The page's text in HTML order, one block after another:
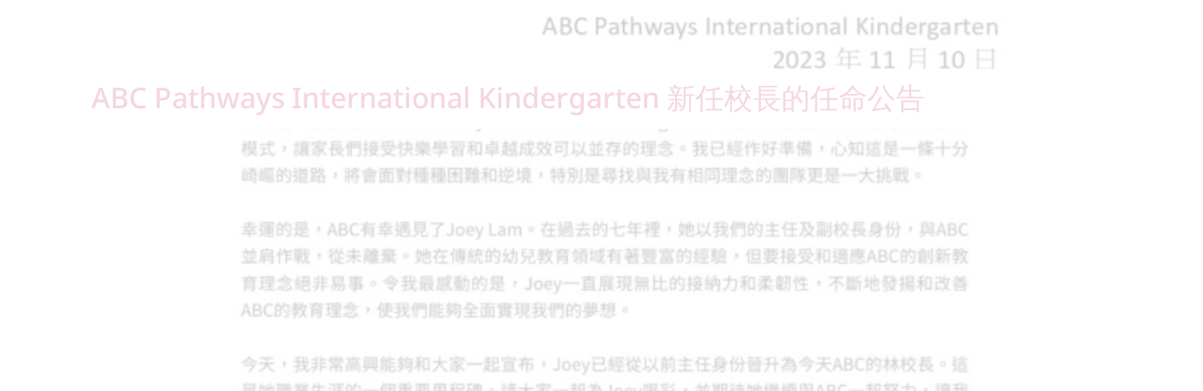
ABC Pathways International Kindergarten 新任校長的任命公告